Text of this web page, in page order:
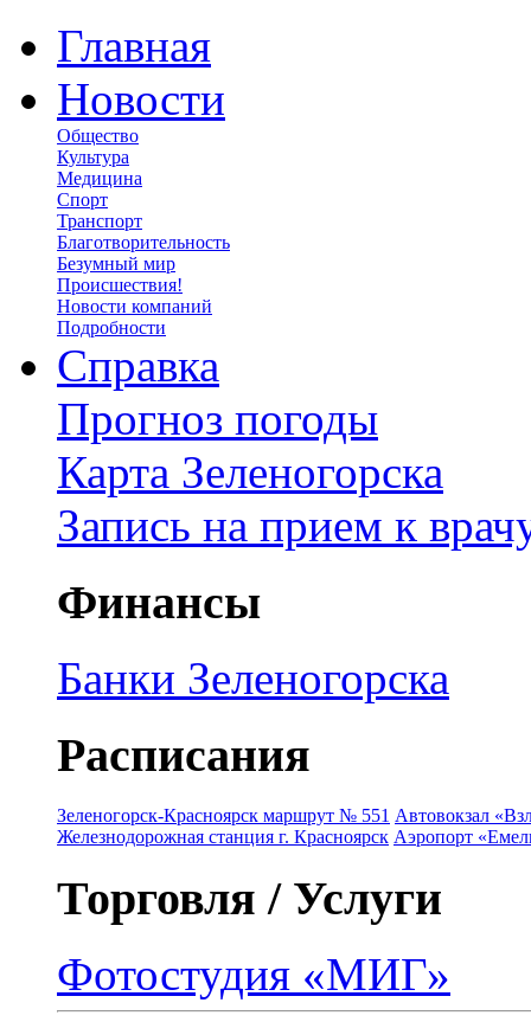
Главная
Новости
Общество
Культура
Медицина
Спорт
Транспорт
Благотворительность
Безумный мир
Происшествия!
Новости компаний
Подробности
Справка
Прогноз погоды
Карта Зеленогорска
Запись на прием к
Финансы
Банки Зеленогорска
Расписания
Зеленогорск-Красноярск маршрут № 551 Автовокзал
Железнодорожная станция г. Красноярск Аэропорт
Торговля / Услуги
Фотостудия «МИГ»